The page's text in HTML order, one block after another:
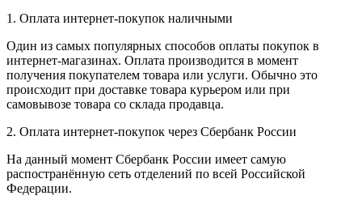
1. Оплата интернет-покупок наличными
Один из самых популярных способов оплаты покупок в
интернет-магазинах. Оплата производится в момент
получения покупателем товара или услуги. Обычно это
происходит при доставке товара курьером или при
самовывозе товара со склада продавца.
2. Оплата интернет-покупок через Сбербанк России
На данный момент Сбербанк России имеет самую
распостранённую сеть отделений по всей Российской
Федерации.